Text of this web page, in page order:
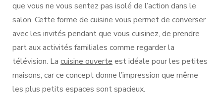
que vous ne vous sentez pas isolé de l’action dans le
salon. Cette forme de cuisine vous permet de converser
avec les invités pendant que vous cuisinez, de prendre
part aux activités familiales comme regarder la
télévision. La cuisine ouverte est idéale pour les petites
maisons, car ce concept donne l’impression que même
les plus petits espaces sont spacieux.